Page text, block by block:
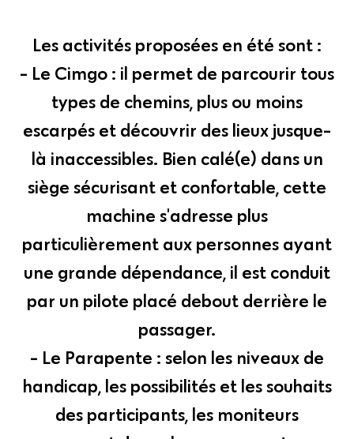
Les activités proposées en été sont :
- Le Cimgo : il permet de parcourir tous
types de chemins, plus ou moins
escarpés et découvrir des lieux jusque-
là inaccessibles. Bien calé(e) dans un
siège sécurisant et confortable, cette
machine s'adresse plus
particulièrement aux personnes ayant
une grande dépendance, il est conduit
par un pilote placé debout derrière le
passager.
- Le Parapente : selon les niveaux de
handicap, les possibilités et les souhaits
des participants, les moniteurs